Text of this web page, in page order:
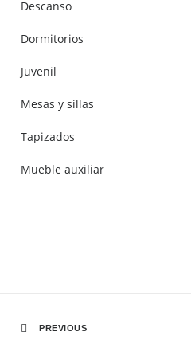
Descanso
Dormitorios
Juvenil
Mesas y sillas
Tapizados
Mueble auxiliar
PREVIOUS